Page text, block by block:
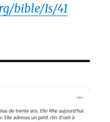
bible/Is/41